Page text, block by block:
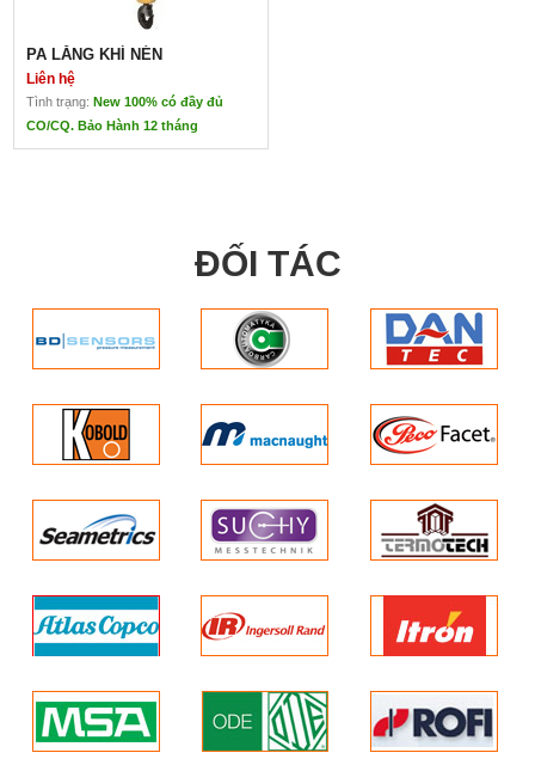
PA LĂNG KHÍ NÉN
Liên hệ
Tình trạng: New 100% có đầy đủ
CO/CQ. Bảo Hành 12 tháng
Xuất xứ: Japan- ENDO
làm bằng thép hợp kim, chịu lực và chống mài mòn .
Hoạt động với tốc độ cao, palang khí ENDO giúp cải thiện
Tốc độ hoạt động phụ thuộc vào mức độ nhấn các nút ấn
Palăng khí hoạt động sau nguồn cấp khí. Không cần điều
ĐỐI TÁC